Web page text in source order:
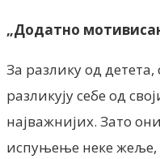
„Додатно
За разлику од детета,
разликују себе од
најважнијих. Зато
испуњење неке жеље,